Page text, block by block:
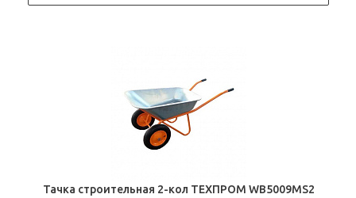
Тачка строительная 2-кол ТЕХПРОМ WB5009MS2